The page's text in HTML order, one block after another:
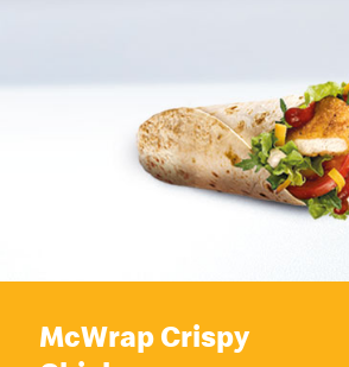
Zaposlenje
Kvalitet hrane
Restorani
Porodica
McWrap Crispy